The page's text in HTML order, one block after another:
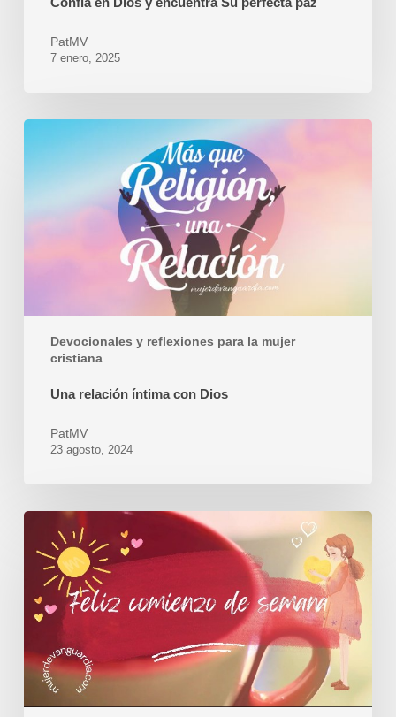
PatMV
7 enero, 2025
Devocionales y reflexiones para la mujer
cristiana
Una relación íntima con Dios
PatMV
23 agosto, 2024
Semana
con
Fuerza
de